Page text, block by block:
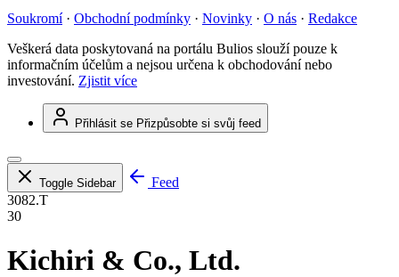
Soukromí · Obchodní podmínky · Novinky · O nás · Redakce
Veškerá data poskytovaná na portálu Bulios slouží pouze k
informačním účelům a nejsou určena k obchodování nebo
investování. Zjistit více
Přihlásit se Přizpůsobte si svůj feed
Toggle Sidebar
Feed
3082.T
30
Kichiri & Co., Ltd.